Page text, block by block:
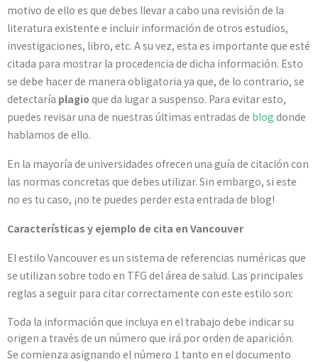
motivo de ello es que debes llevar a cabo una revisión de la
literatura existente e incluir información de otros estudios,
investigaciones, libro, etc. A su vez, esta es importante que esté
citada para mostrar la procedencia de dicha información. Esto
se debe hacer de manera obligatoria ya que, de lo contrario, se
detectaría plagio que da lugar a suspenso. Para evitar esto,
puedes revisar una de nuestras últimas entradas de blog donde
hablamos de ello.
En la mayoría de universidades ofrecen una guía de citación con
las normas concretas que debes utilizar. Sin embargo, si este
no es tu caso, ¡no te puedes perder esta entrada de blog!
Características y ejemplo de cita en Vancouver
El estilo Vancouver es un sistema de referencias numéricas que
se utilizan sobre todo en TFG del área de salud. Las principales
reglas a seguir para citar correctamente con este estilo son:
Toda la información que incluya en el trabajo debe indicar su
origen a través de un número que irá por orden de aparición.
Se comienza asignando el número 1 tanto en el documento